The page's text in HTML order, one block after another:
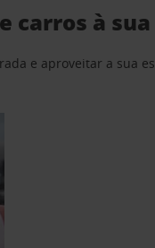
carros à
e aproveitar a sua